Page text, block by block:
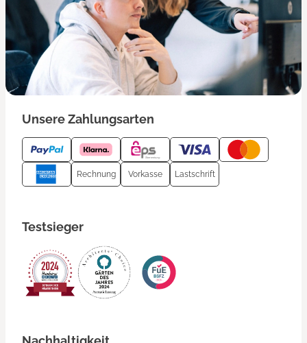
Unsere Zahlungsarten
Rechnung Vorkasse Lastschrift
Testsieger